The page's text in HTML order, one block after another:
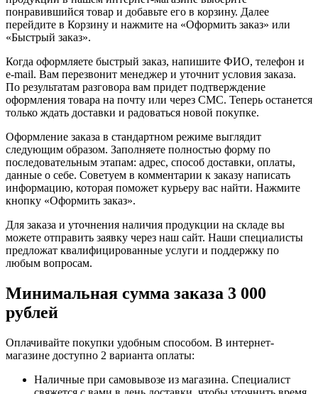
понравившийся товар и добавьте его в корзину. Далее
перейдите в Корзину и нажмите на «Оформить заказ» или
«Быстрый заказ».
Когда оформляете быстрый заказ, напишите ФИО, телефон и
e-mail. Вам перезвонит менеджер и уточнит условия заказа.
По результатам разговора вам придет подтверждение
оформления товара на почту или через СМС. Теперь останется
только ждать доставки и радоваться новой покупке.
Оформление заказа в стандартном режиме выглядит
следующим образом. Заполняете полностью форму по
последовательным этапам: адрес, способ доставки, оплаты,
данные о себе. Советуем в комментарии к заказу написать
информацию, которая поможет курьеру вас найти. Нажмите
кнопку «Оформить заказ».
Для заказа и уточнения наличия продукции на складе вы
можете отправить заявку через наш сайт. Наши специалисты
предложат квалифицированные услуги и поддержку по
любым вопросам.
Минимальная сумма заказа 3 000
рублей
Оплачивайте покупки удобным способом. В интернет-
магазине доступно 2 варианта оплаты:
Наличные при самовывозе из магазина. Специалист